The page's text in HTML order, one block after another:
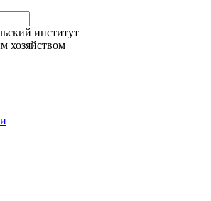
институт
хозяйством